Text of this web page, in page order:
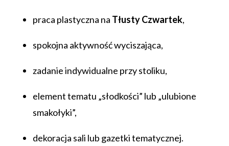
praca plastyczna na Tłusty Czwartek,
spokojna aktywność wyciszająca,
zadanie indywidualne przy stoliku,
element tematu „słodkości” lub „ulubione
smakołyki”,
dekoracja sali lub gazetki tematycznej.